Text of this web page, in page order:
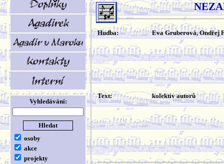
Vyhledávání:
osoby
akce
projekty
Hudba: Eva Gruberová, Ondřej
Text: kolektiv autorů